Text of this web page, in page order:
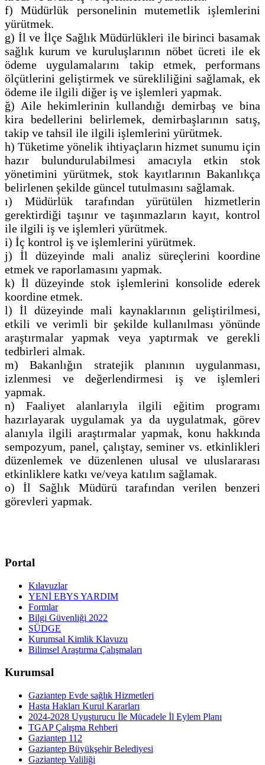
f) Müdürlük personelinin mutemetlik işlemlerini
yürütmek.
g) İl ve İlçe Sağlık Müdürlükleri ile birinci basamak
sağlık kurum ve kuruluşlarının nöbet ücreti ile ek
ödeme uygulamalarını takip etmek, performans
ölçütlerini geliştirmek ve sürekliliğini sağlamak, ek
ödeme ile ilgili diğer iş ve işlemleri yapmak.
ğ) Aile hekimlerinin kullandığı demirbaş ve bina
kira bedellerini belirlemek, demirbaşlarının satış,
takip ve tahsil ile ilgili işlemlerini yürütmek.
h) Tüketime yönelik ihtiyaçların hizmet sunumu için
hazır bulundurulabilmesi amacıyla etkin stok
yönetimini yürütmek, stok kayıtlarının Bakanlıkça
belirlenen şekilde güncel tutulmasını sağlamak.
ı) Müdürlük tarafından yürütülen hizmetlerin
gerektirdiği taşınır ve taşınmazların kayıt, kontrol
ile ilgili iş ve işlemleri yürütmek.
i) İç kontrol iş ve işlemlerini yürütmek.
j) İl düzeyinde mali analiz süreçlerini koordine
etmek ve raporlamasını yapmak.
k) İl düzeyinde stok işlemlerini konsolide ederek
koordine etmek.
l) İl düzeyinde mali kaynaklarının geliştirilmesi,
etkili ve verimli bir şekilde kullanılması yönünde
araştırmalar yapmak veya yaptırmak ve gerekli
tedbirleri almak.
m) Bakanlığın stratejik planının uygulanması,
izlenmesi ve değerlendirmesi iş ve işlemleri
yapmak.
n) Faaliyet alanlarıyla ilgili eğitim programı
hazırlayarak uygulamak ya da uygulatmak, görev
alanıyla ilgili araştırmalar yapmak, konu hakkında
sempozyum, panel, çalıştay, seminer vs. etkinlikleri
düzenlemek ve düzenlenen ulusal ve uluslararası
etkinliklere katkı ve/veya katılım sağlamak.
o) İl Sağlık Müdürü tarafından verilen benzeri
görevleri yapmak.
Portal
Kılavuzlar
YENİ EBYS YARDIM
Formlar
Bilgi Güvenliği 2022
SÜDGE
Kurumsal Kimlik Klavuzu
Bilimsel Araştırma Çalışmaları
Kurumsal
Gaziantep Evde sağlık Hizmetleri
Hasta Hakları Kurul Kararları
2024-2028 Uyuşturucu İle Mücadele İl Eylem Planı
TGAP Çalışma Rehberi
Gaziantep 112
Gaziantep Büyükşehir Belediyesi
Gaziantep Valiliği